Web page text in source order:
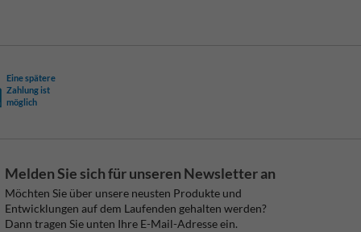
Eine spätere
Zahlung ist
möglich
Melden Sie sich für unseren Newsletter an
Möchten Sie über unsere neusten Produkte und
Entwicklungen auf dem Laufenden gehalten werden?
Dann tragen Sie unten Ihre E-Mail-Adresse ein.